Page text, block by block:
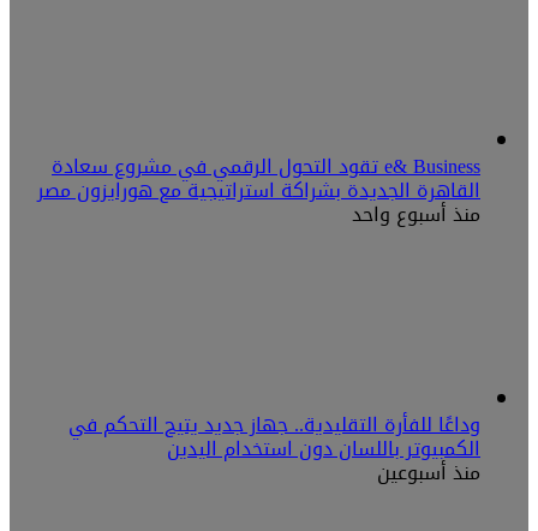
e& Business تقود التحول الرقمي في مشروع سعادة
القاهرة الجديدة بشراكة استراتيجية مع هورايزون مصر
منذ أسبوع واحد
وداعًا للفأرة التقليدية.. جهاز جديد يتيح التحكم في
الكمبيوتر باللسان دون استخدام اليدين
منذ أسبوعين